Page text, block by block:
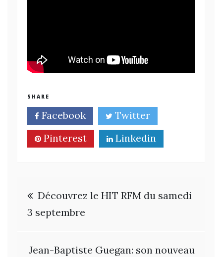
SHARE
Facebook
Twitter
Pinterest
Linkedin
Navigation
de
l’article
Découvrez le HIT RFM du samedi
3 septembre
Jean-Baptiste Guegan: son nouveau